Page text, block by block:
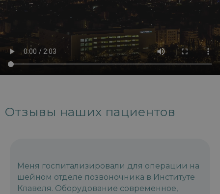
Отзывы наших пациентов
Меня госпитализировали для операции на
шейном отделе позвоночника в Институте
Клавеля. Оборудование современное,